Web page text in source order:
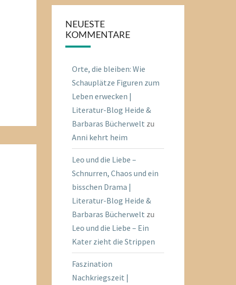
NEUESTE
KOMMENTARE
Orte, die bleiben: Wie
Schauplätze Figuren zum
Leben erwecken |
Literatur-Blog Heide &
Barbaras Bücherwelt zu
Anni kehrt heim
Leo und die Liebe –
Schnurren, Chaos und ein
bisschen Drama |
Literatur-Blog Heide &
Barbaras Bücherwelt zu
Leo und die Liebe – Ein
Kater zieht die Strippen
Faszination
Nachkriegszeit |